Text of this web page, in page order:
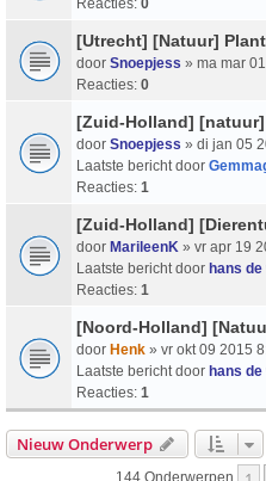
[Utrecht] [Natuur]
door Snoepjess » ma mar
Reacties: 0
[Zuid-Holland]
door Snoepjess » di jan 05
Laatste bericht door
Reacties: 1
[Zuid-Holland]
door MarileenK » vr apr 19
Laatste bericht door hans de
Reacties: 1
[Noord-Holland]
door Henk » vr okt 09 2015
Laatste bericht door hans de
Reacties: 1
Nieuw Onderwerp
144 Onderwerpen